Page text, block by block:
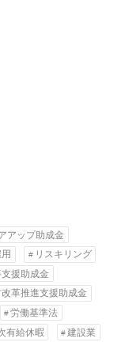
アップ助成金
リスキリング
援助成金
革推進支援助成金
労働基準法
有給休暇
建設業